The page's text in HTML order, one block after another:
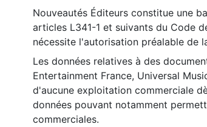
Nouveautés Éditeurs constitue une
articles L341-1 et suivants du Code
nécessite l'autorisation préalable de
Les données relatives à des
Entertainment France, Universal
d'aucune exploitation commerciale
données pouvant notamment
commerciales.